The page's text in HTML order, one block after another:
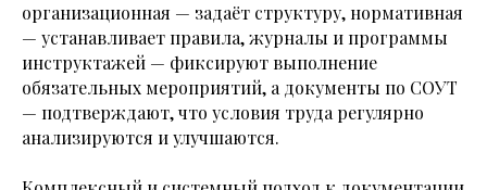
организационная — задаёт структуру, нормативная
— устанавливает правила, журналы и программы
инструктажей — фиксируют выполнение
обязательных мероприятий, а документы по СОУТ
— подтверждают, что условия труда регулярно
анализируются и улучшаются.